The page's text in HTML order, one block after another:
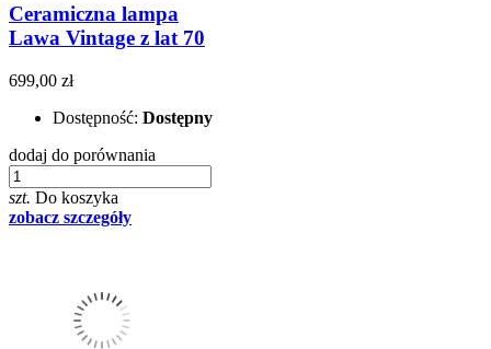
Ceramiczna lampa
Lawa Vintage z lat 70
699,00 zł
Dostępność: Dostępny
dodaj do porównania
szt. Do koszyka
zobacz szczegóły